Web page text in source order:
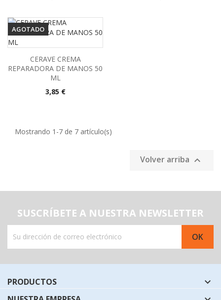
AGOTADO
CERAVE CREMA
REPARADORA DE MANOS 50
ML
Precio
3,85 €
Mostrando 1-7 de 7 artículo(s)
Volver arriba 
SUSCRÍBETE A NUESTRA NEWSLETTER
PRODUCTOS 